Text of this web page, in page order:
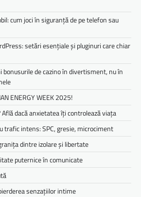
cum joci în siguranță de pe telefon sau
setări esențiale și pluginuri care chiar
de cazino în divertisment, nu în
ENERGY WEEK 2025!
dacă anxietatea îți controlează viața
trafic intens: SPC, gresie, microciment
dintre izolare și libertate
puternice în comunicate
senzațiilor intime